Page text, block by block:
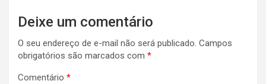
Deixe um comentário
O seu endereço de e-mail não será publicado. Campos
obrigatórios são marcados com *
Comentário *